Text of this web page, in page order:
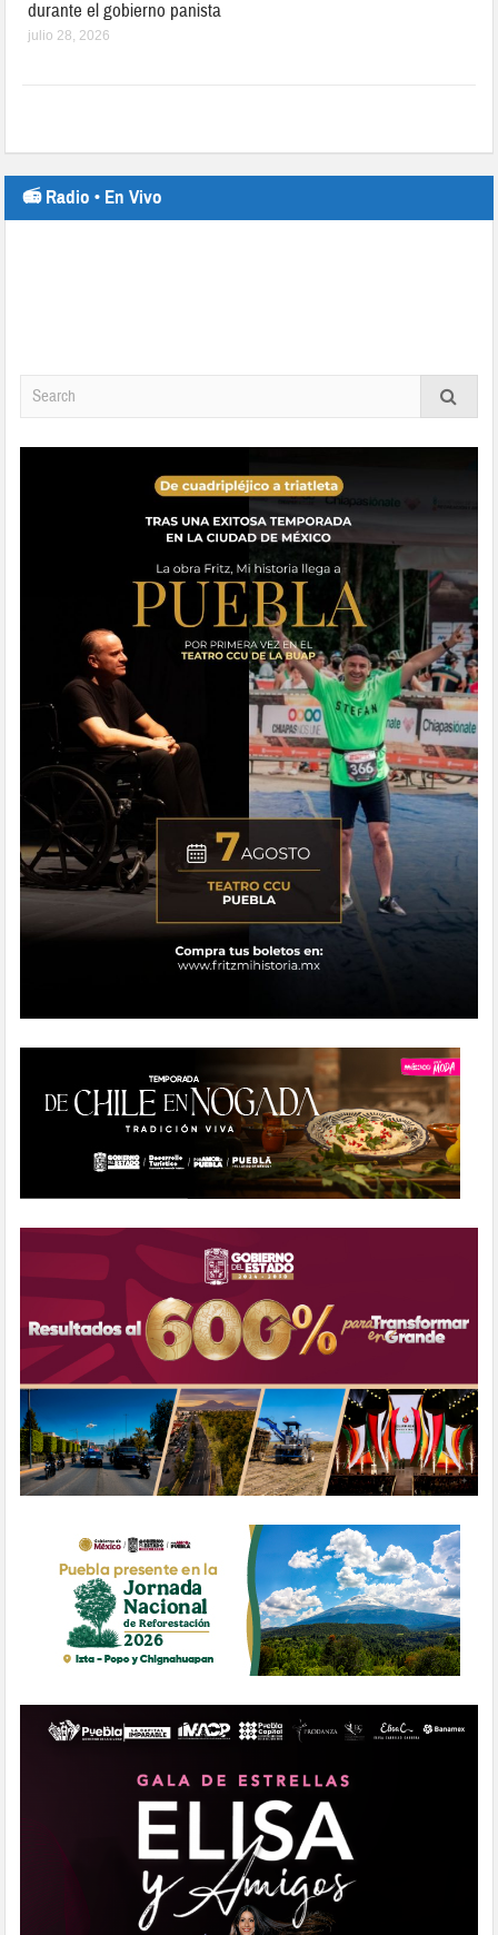
durante el gobierno panista
julio 28, 2026
📻 Radio • En Vivo